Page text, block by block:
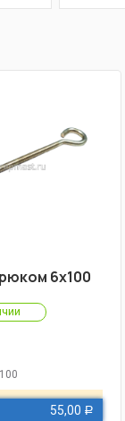
6х100
55,00 Р